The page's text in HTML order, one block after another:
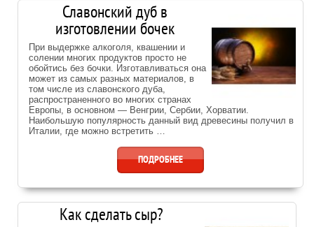
Славонский дуб в
изготовлении бочек
При выдержке алкоголя, квашении и
солении многих продуктов просто не
обойтись без бочки. Изготавливаться она
может из самых разных материалов, в
том числе из славонского дуба,
распространенного во многих странах
Европы, в основном — Венгрии, Сербии, Хорватии.
Наибольшую популярность данный вид древесины получил в
Италии, где можно встретить …
ПОДРОБНЕЕ
Как сделать сыр?